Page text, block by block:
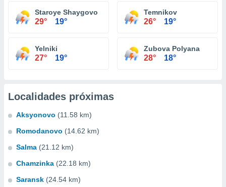
Staroye Shaygovo
29° 19°
Temnikov
26° 19°
Yelniki
27° 19°
Zubova Polyana
28° 18°
Localidades próximas
Aksyonovo (11.58 km)
Romodanovo (14.62 km)
Salma (21.12 km)
Chamzinka (22.18 km)
Saransk (24.54 km)